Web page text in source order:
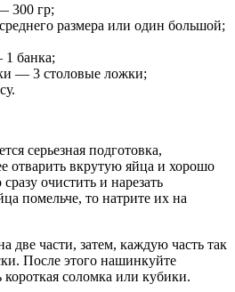
300 гр;
размера или один большой;
банка;
— 3 столовые ложки;
серьезная подготовка,
отварить вкрутую яйца и хорошо
очистить и нарезать
помельче, то натрите их на
две части, затем, каждую часть так
После этого нашинкуйте
соломка или кубики.